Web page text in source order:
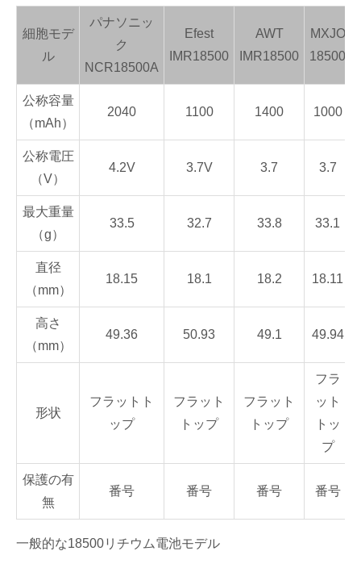
細胞モデ
ル
パナソニッ
ク
NCR18500A
Efest
IMR18500
AWT
IMR18500
MXJO
18500
公称容量
（mAh）
2040 1100 1400 1000
公称電圧
（V）
4.2V 3.7V 3.7 3.7
最大重量
（g）
33.5 32.7 33.8 33.1
直径
（mm）
18.15 18.1 18.2 18.11
高さ
（mm）
49.36 50.93 49.1 49.94
形状
フラットト
ップ
フラット
トップ
フラット
トップ
フラ
ット
トッ
プ
保護の有
無
番号 番号 番号 番号
一般的な18500リチウム電池モデル